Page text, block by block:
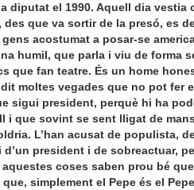
diputat el 1990. Aquell dia vestia
des que va sortir de la presó, es
acostumat a posar-se
humil, que parla i viu de forma
que fan teatre. És un home
moltes vegades que no pot fer
sigui president, perquè hi ha
i que sovint se sent lligat de
L’han acusat de populista,
president i de sobreactuar,
coses saben prou bé
simplement el Pepe és el